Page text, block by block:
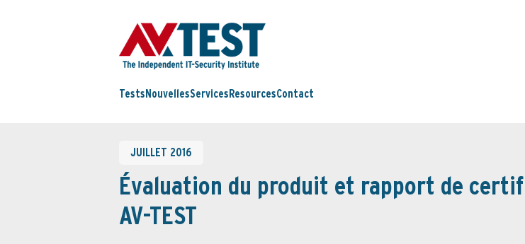
Tests NouvellesServices ResourcesContact
JUILLET 2016
Évaluation du produit et rapport de
AV-TEST